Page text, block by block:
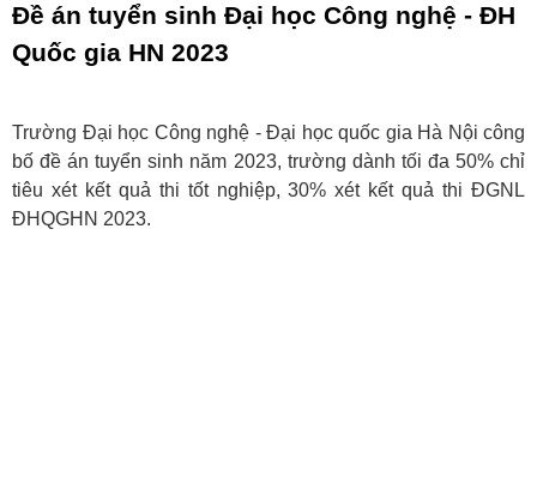
Đề án tuyển sinh Đại học Công nghệ - ĐH
Quốc gia HN 2023
Trường Đại học Công nghệ - Đại học quốc gia Hà Nội công
bố đề án tuyển sinh năm 2023, trường dành tối đa 50% chỉ
tiêu xét kết quả thi tốt nghiệp, 30% xét kết quả thi ĐGNL
ĐHQGHN 2023.